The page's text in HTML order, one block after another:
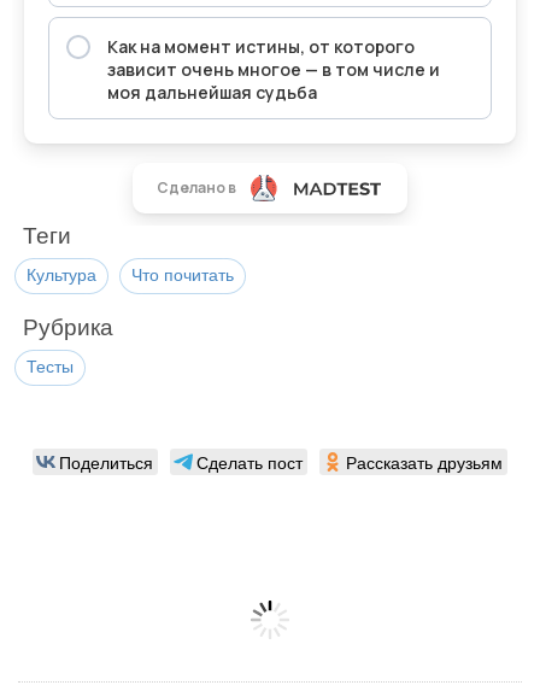
Теги
Культура Что почитать
Рубрика
Тесты
Поделиться Сделать пост Рассказать друзьям